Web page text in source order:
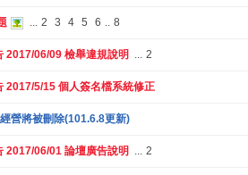
... 2 3 4 5 6 .. 8
2017/06/09 檢舉違規說明 ... 2
2017/5/15 個人簽名檔系統修正
營將被刪除(101.6.8更新)
2017/06/01 論壇廣告說明 ... 2